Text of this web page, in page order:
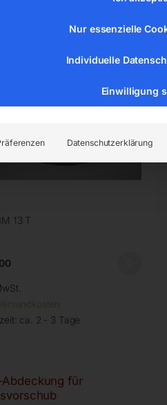
13 T
ca. 2 - 3 Tage
Abdeckung für
Nur essenzielle
Individuelle
Einwilligung
Datenschutzerklärung